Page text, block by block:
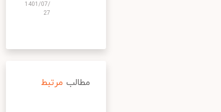
1401/07/
27
مطالب مرتبط